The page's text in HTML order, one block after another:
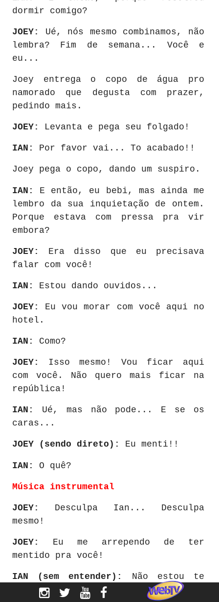
dormir comigo?
JOEY:
Ué, nós mesmo combinamos, não
lembra? Fim de semana... Você e
eu...
Joey entrega o copo de água pro
namorado que degusta com prazer,
pedindo mais.
JOEY: Levanta e pega seu folgado!
IAN: Por favor vai... To acabado!!
Joey pega o copo, dando um suspiro.
IAN:
E então, eu bebi, mas ainda me
lembro da sua inquietação de ontem.
Porque estava com pressa pra vir
embora?
JOEY:
Era disso que eu precisava
falar com você!
IAN: Estou dando ouvidos...
JOEY:
Eu vou morar com você aqui no
hotel.
IAN: Como?
JOEY:
Isso mesmo! Vou ficar aqui
com você. Não quero mais ficar na
república!
IAN:
Ué, mas não pode... E se os
caras...
JOEY (sendo direto): Eu menti!!
IAN: O quê?
Música instrumental
JOEY:
Desculpa Ian... Desculpa
mesmo!
JOEY:
Eu me arrependo de ter
mentido pra você!
IAN (sem entender):
Não estou te
entendendo amor! Mentido sobre o